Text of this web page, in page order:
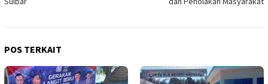
POS TERKAIT